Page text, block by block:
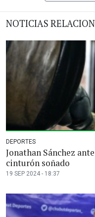
NOTICIAS
DEPORTES
Jonathan Sánchez
cinturón soñado
19 SEP 2024 - 18:37